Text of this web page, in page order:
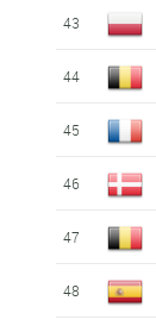
43
44
45
46
47
48